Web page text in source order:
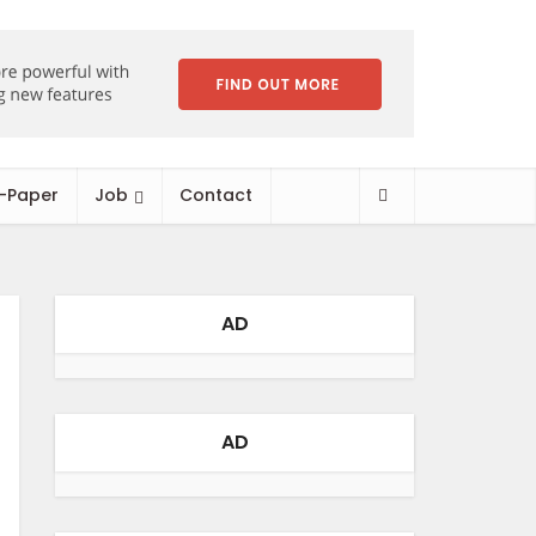
Paper Job Contact
AD
AD